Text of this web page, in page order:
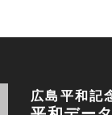
広島平和記